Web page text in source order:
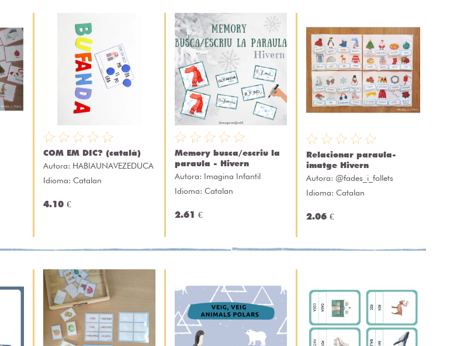
COM EM DIC? (català)
Autora: HABIAUNAVEZEDUCA
Idioma: Catalan
4.10 €
Memory busca/escriu la
paraula - Hivern
Autora: Imagina Infantil
Idioma: Catalan
2.61 €
Relacionar paraula-
imatge Hivern
Autora: @fades_i_follets
Idioma: Catalan
2.06 €